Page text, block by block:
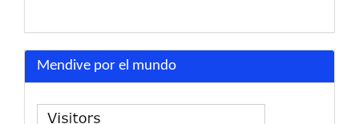
Mendive por el mundo